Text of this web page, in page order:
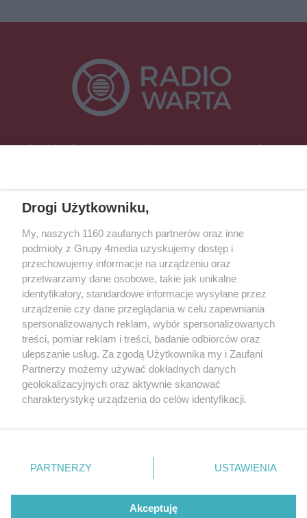
Specjalnie dla Was postanowiliśmy stworzyć rozgłośnię radiową
Śrem, Jarocin, Gniezno, Ostrów Wlkp.).
Kontakt Reklama Patronat
Dane firmowe
Regulamin serwisu i ogłoszeń drobnych
Regulamin konkursów
Polityka prywatności
Przetwarzanie danych osobowych
Zapisz się do newslettera
Dołącz do grona ludzi najlepiej poinformowanych!
Zapisz się »
Drogi Użytkowniku,
My, naszych 1160 zaufanych partnerów oraz inne
podmioty z Grupy 4media uzyskujemy dostęp i
przechowujemy informacje na urządzeniu oraz
przetwarzamy dane osobowe, takie jak unikalne
identyfikatory, standardowe informacje wysyłane przez
urządzenie czy dane przeglądania w celu zapewniania
spersonalizowanych reklam, wybór spersonalizowanych
treści, pomiar reklam i treści, badanie odbiorców oraz
ulepszanie usług. Za zgodą Użytkownika my i Zaufani
Partnerzy możemy używać dokładnych danych
geolokalizacyjnych oraz aktywnie skanować
charakterystykę urządzenia do celów identyfikacji.
zmienić/wycofać klikając przycisk ustawień prywatności
znajdujący się w lewym dolnym rogu strony
. Niektóre
użytkownika, ale masz prawo sprzeciwić się takiemu
PARTNERZY USTAWIENIA
Akceptuję